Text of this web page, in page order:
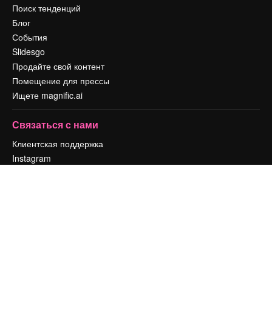
Поиск тенденций
Блог
События
Slidesgo
Продайте свой контент
Помещение для прессы
Ищете magnific.ai
Связаться с нами
Клиентская поддержка
Instagram